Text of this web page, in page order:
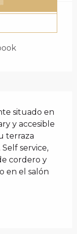
situado en
y accesible
terraza
service,
cordero y
en el salón